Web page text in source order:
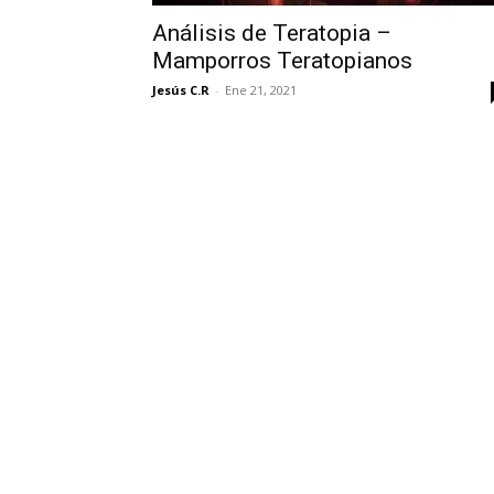
Análisis de Teratopia –
Mamporros Teratopianos
Jesús C.R - Ene 21, 2021